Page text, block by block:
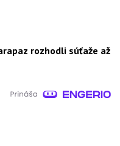
rozhodli súťaže až